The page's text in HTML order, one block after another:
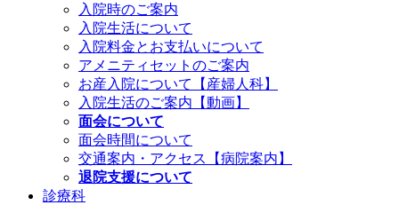
入院時のご案内
入院生活について
入院料金とお支払いについて
アメニティセットのご案内
お産入院について【産婦人科】
入院生活のご案内【動画】
面会について
面会時間について
交通案内・アクセス【病院案内】
退院支援について
診療科